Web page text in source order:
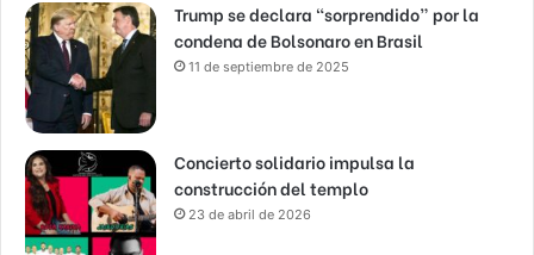
Trump se declara “sorprendido” por la
condena de Bolsonaro en Brasil
11 de septiembre de 2025
Concierto solidario impulsa la
construcción del templo
23 de abril de 2026